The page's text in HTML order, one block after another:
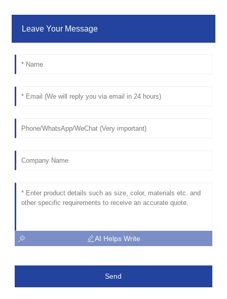
Leave Your Message
AI Helps Write
Send